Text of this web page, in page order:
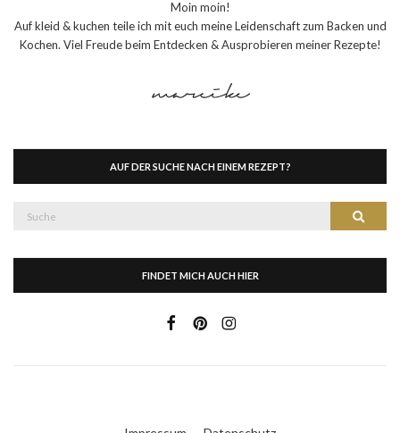
Moin moin!
Auf kleid & kuchen teile ich mit euch meine Leidenschaft zum Backen und
Kochen. Viel Freude beim Entdecken & Ausprobieren meiner Rezepte!
AUF DER SUCHE NACH EINEM REZEPT?
Suche
FINDET MICH AUCH HIER